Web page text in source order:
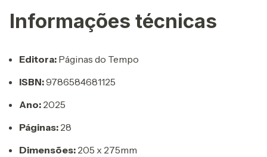
Informações técnicas
Editora: Páginas do Tempo
ISBN:9786584681125
Ano: 2025
Páginas: 28
Dimensões: 205 x 275mm